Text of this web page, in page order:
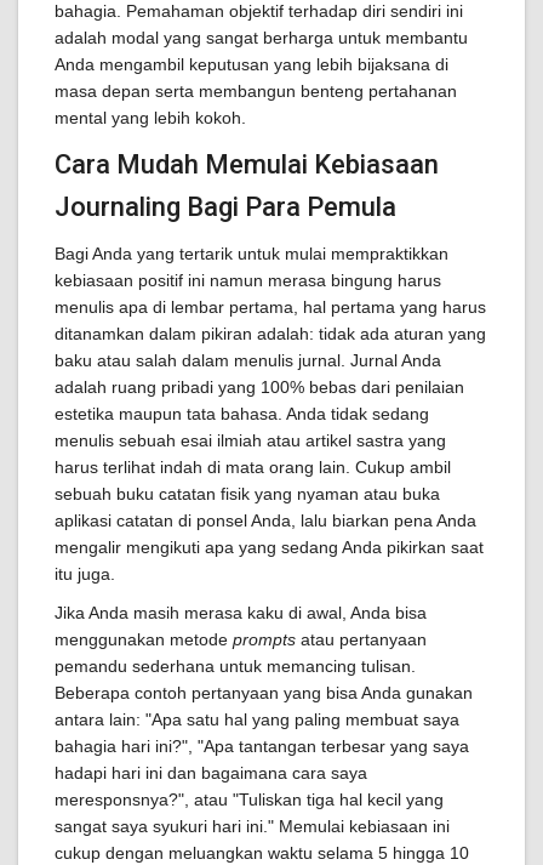
bahagia. Pemahaman objektif terhadap diri sendiri ini
adalah modal yang sangat berharga untuk membantu
Anda mengambil keputusan yang lebih bijaksana di
masa depan serta membangun benteng pertahanan
mental yang lebih kokoh.
Cara Mudah Memulai Kebiasaan
Journaling Bagi Para Pemula
Bagi Anda yang tertarik untuk mulai mempraktikkan
kebiasaan positif ini namun merasa bingung harus
menulis apa di lembar pertama, hal pertama yang harus
ditanamkan dalam pikiran adalah: tidak ada aturan yang
baku atau salah dalam menulis jurnal. Jurnal Anda
adalah ruang pribadi yang 100% bebas dari penilaian
estetika maupun tata bahasa. Anda tidak sedang
menulis sebuah esai ilmiah atau artikel sastra yang
harus terlihat indah di mata orang lain. Cukup ambil
sebuah buku catatan fisik yang nyaman atau buka
aplikasi catatan di ponsel Anda, lalu biarkan pena Anda
mengalir mengikuti apa yang sedang Anda pikirkan saat
itu juga.
Jika Anda masih merasa kaku di awal, Anda bisa
menggunakan metode prompts atau pertanyaan
pemandu sederhana untuk memancing tulisan.
Beberapa contoh pertanyaan yang bisa Anda gunakan
antara lain: "Apa satu hal yang paling membuat saya
bahagia hari ini?", "Apa tantangan terbesar yang saya
hadapi hari ini dan bagaimana cara saya
meresponsnya?", atau "Tuliskan tiga hal kecil yang
sangat saya syukuri hari ini." Memulai kebiasaan ini
cukup dengan meluangkan waktu selama 5 hingga 10